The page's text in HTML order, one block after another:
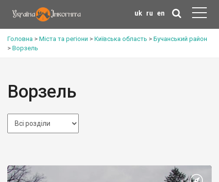
uk ru en
Головна > Міста та регіони > Київська область > Бучанський район
> Ворзель
Ворзель